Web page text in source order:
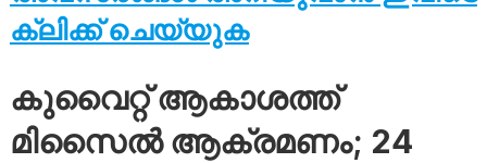
ക്ലിക്ക് ചെയ്യുക
കുവൈറ്റ് ആകാശത്ത്
മിസൈൽ ആക്രമണം; 24